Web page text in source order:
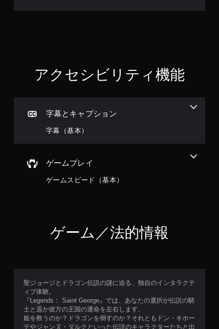
アクセシビリティ機能
字幕とキャプション
字幕（基本）
ゲームプレイ
ゲームスピード（基本）
ゲーム／法的情報
聖ジョージとドラゴン伝説の謎に迫る、独自のインタラクテ
ィブ体験。
『Legends： Saint George』では、あなたの選択が伝説の騎
士と遥か彼方の王国の運命を左右します。
姫を救うのか？ドラゴンを倒すのか？それともドン・キホー
テやジャンヌ・ダルクといった伝説のキャラクターたちと出